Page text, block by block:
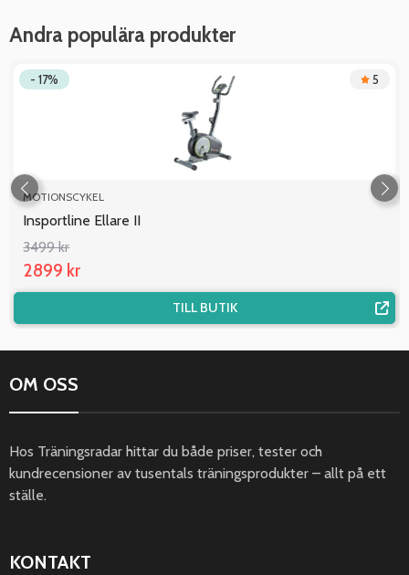
Andra populära produkter
- 17% 5
MOTIONSCYKEL
Insportline Ellare II
3499 kr
2899 kr
TILL BUTIK
OM OSS
Hos Träningsradar hittar du både priser, tester och
kundrecensioner av tusentals träningsprodukter – allt på ett
ställe.
KONTAKT